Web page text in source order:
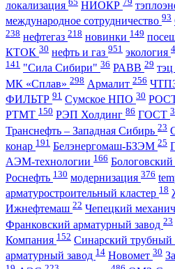
локализация НИОКР
международное сотрудничество 93
238 нефтегаз 218 новинки 149
КТОК 30 нефть и газ 951 экология
141 "Сила Сибири" 36 РАВВ 29 тэц
МК «Сплав» 298 Армалит 256
ФИЛЬТР 91 Сумское НПО 30
РТМТ 150 РЭП Холдинг 86 ГОСТ
Транснефть – Западная Сибирь 23
конар 191 Белэнергомаш-БЗЭМ 25
АЭМ-технологии 166
Роснефть 130 модернизация 376
арматуростроительный кластер 18
Ижнефтемаш 22 Чепецкий
Франковский арматурный завод 23
Компания 152 Синарский трубный
арматурный завод 14 Новомет 30